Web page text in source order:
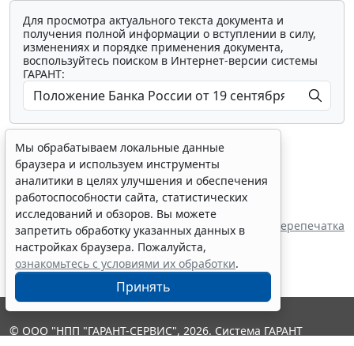
Для просмотра актуального текста документа и
получения полной информации о вступлении в силу,
изменениях и порядке применения документа,
воспользуйтесь поиском в Интернет-версии системы
ГАРАНТ:
Показать все материалы
Перепечатка
Мы обрабатываем локальные данные
браузера и используем инструменты
аналитики в целях улучшения и обеспечения
работоспособности сайта, статистических
исследований и обзоров. Вы можете
запретить обработку указанных данных в
настройках браузера. Пожалуйста,
ознакомьтесь с условиями их обработки.
Принять
© ООО "НПП "ГАРАНТ-СЕРВИС", 2026. Система ГАРАНТ